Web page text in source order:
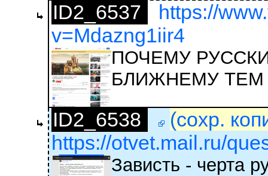
ID2_6537
https://
v=Mdazng1iir4
ПОЧЕМУ
БЛИЖНЕМУ ТЕМ
ID2_6538
(сохр.
https://otvet.mail.ru/
Зависть - черта